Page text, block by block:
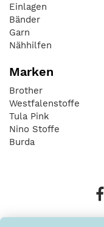
Einlagen
Bänder
Garn
Nähhilfen
Marken
Brother
Westfalenstoffe
Tula Pink
Nino Stoffe
Burda